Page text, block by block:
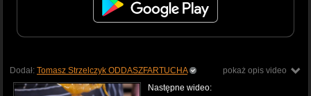
pokaż opis video
Dodał: Tomasz Strzelczyk ODDASZFARTUCHA
Następne wideo: